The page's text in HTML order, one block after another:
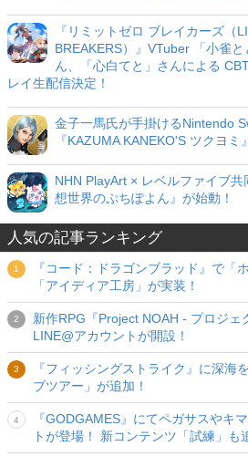
『リミットゼロ ブレイカーズ（
BREAKERS）』VTuber 「小雀
ん、「心白てと」さんによる
レイ生配信決定！
金子一馬氏が手掛けるNintendo
『KAZUMA KANEKO'S ツクヨミ
NHN PlayArt × レベルファイブ
想世界のぷちぽよん』が始動！
人気の記事ランキング
『コード：ドラゴンブラッド』で「
「アイディア工房」が実装！
新作RPG『Project NOAH - プロジェ
LINE@アカウントが開設！
『フィッシングストライク』に深海
ブツアー」が追加！
『GODGAMES』にてペガサスやキ
トが登場！ 新コンテンツ「試練」も